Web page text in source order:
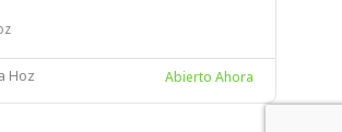
Hoz Abierto Ahora